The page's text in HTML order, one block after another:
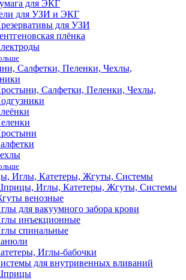
для ЭКГ
для УЗИ и ЭКГ
для УЗИ
плёнка
Салфетки, Пеленки, Чехлы,
Салфетки, Пеленки, Чехлы,
Иглы, Катетеры, Жгуты, Системы
Иглы, Катетеры, Жгуты, Системы
венозные
для вакуумного забора крови
инъекционные
спинальные
Иглы-бабочки
для внутривенных вливаний